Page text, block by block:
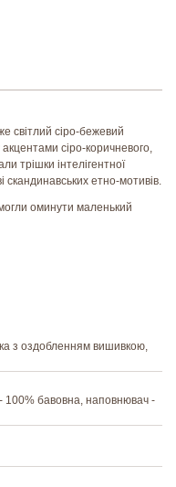
світлий сіро-бежевий
сіро-коричневого,
трішки інтелігентної
скандинавських етно-мотивів.
оминути маленький
з оздобленням вишивкою,
100% бавовна, наповнювач -